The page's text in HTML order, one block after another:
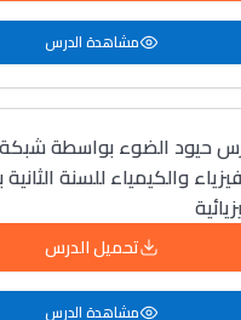
مشاهدة الدرس
حيود الضوء بواسطة
والكيمياء للسنة
تحميل الدرس
مشاهدة الدرس